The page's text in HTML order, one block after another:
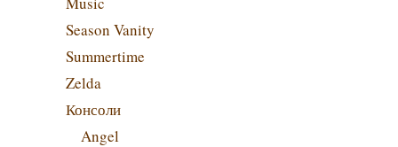
Season Vanity
Summertime
Zelda
Консоли
Angel